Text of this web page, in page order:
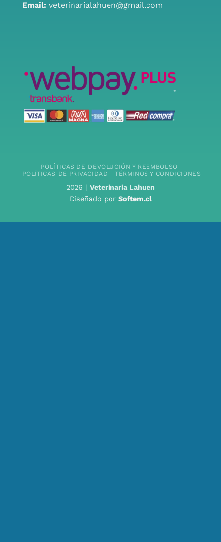
Email: veterinarialahuen@gmail.com
POLÍTICAS DE DEVOLUCIÓN Y REEMBOLSO
POLÍTICAS DE PRIVACIDAD
TÉRMINOS Y CONDICIONES
2026 | Veterinaria Lahuen
Diseñado por Softem.cl